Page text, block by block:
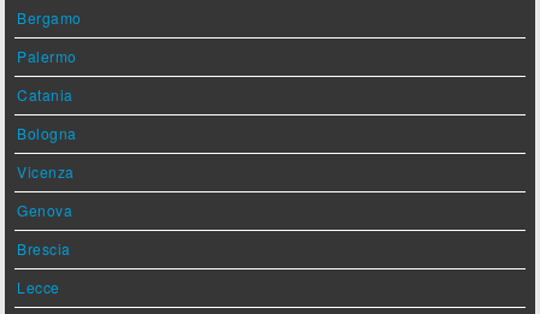
Bergamo
Palermo
Catania
Bologna
Vicenza
Genova
Brescia
Lecce